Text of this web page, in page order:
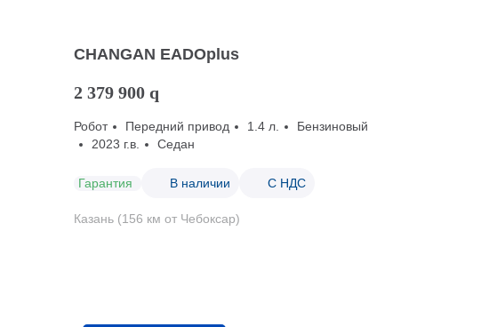
CHANGAN EADOplus
2 379 900 q
Робот Передний привод 1.4 л.
Бензиновый
2023 г.в.
Седан
Гарантия В наличии С НДС
Казань (156 км от Чебоксар)